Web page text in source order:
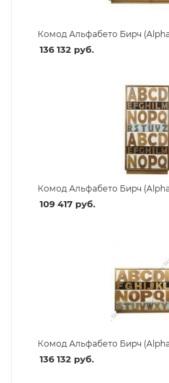
Комод Альфабето Бирч
136 132руб.
Комод Альфабето Бирч
109 417руб.
Комод Альфабето Бирч
136 132руб.